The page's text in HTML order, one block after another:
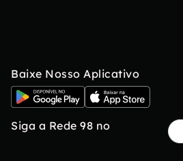
Baixe Nosso Aplicativo
Siga a Rede 98 no